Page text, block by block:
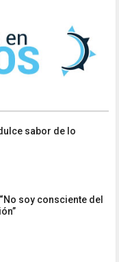
sabor de lo
soy consciente del